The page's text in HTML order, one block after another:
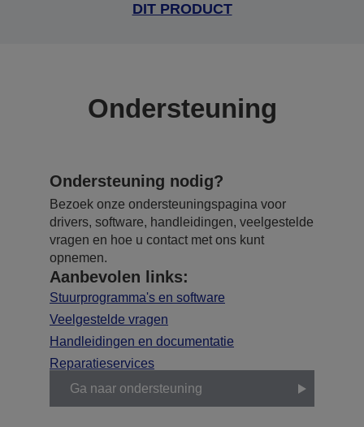
DIT PRODUCT
Ondersteuning
Ondersteuning nodig?
Bezoek onze ondersteuningspagina voor
drivers, software, handleidingen, veelgestelde
vragen en hoe u contact met ons kunt
opnemen.
Aanbevolen links:
Stuurprogramma's en software
Veelgestelde vragen
Handleidingen en documentatie
Reparatieservices
Ga naar ondersteuning